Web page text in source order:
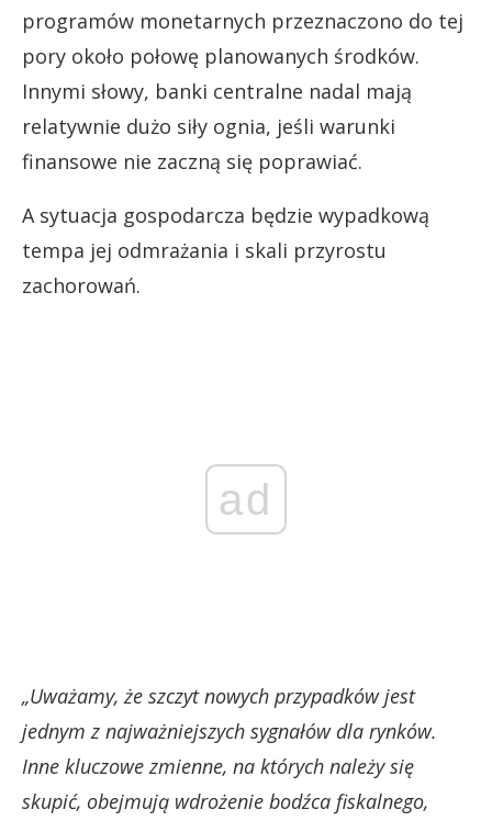
programów monetarnych przeznaczono do tej
pory około połowę planowanych środków.
Innymi słowy, banki centralne nadal mają
relatywnie dużo siły ognia, jeśli warunki
finansowe nie zaczną się poprawiać.
A sytuacja gospodarcza będzie wypadkową
tempa jej odmrażania i skali przyrostu
zachorowań.
ad
„Uważamy, że szczyt nowych przypadków jest
jednym z najważniejszych sygnałów dla rynków.
Inne kluczowe zmienne, na których należy się
skupić, obejmują wdrożenie bodźca fiskalnego,